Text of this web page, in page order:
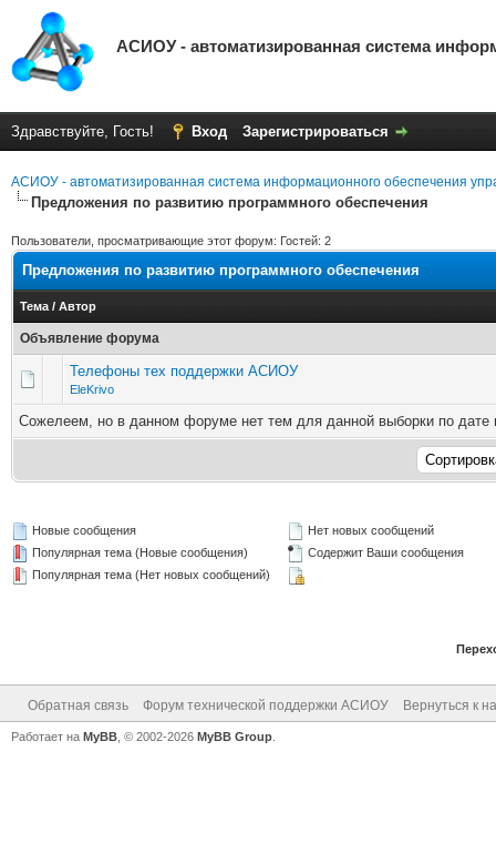
АСИОУ - автоматизированная система
Здравствуйте, Гость! Вход Зарегистрироваться
АСИОУ - автоматизированная система информационного обеспечения
Предложения по развитию программного обеспечения
Пользователи, просматривающие этот форум: Гостей: 2
Предложения по развитию программного обеспечения
Тема / Автор
Объявление форума
Телефоны тех поддержки АСИОУ
EleKrivo
Сожелеем, но в данном форуме нет тем для данной выборки по дате
Новые сообщения
Популярная тема (Новые сообщения)
Популярная тема (Нет новых сообщений)
Нет новых сообщений
Содержит Ваши сообщения
Обратная связь Форум технической поддержки АСИОУ Вернуться к
Работает на MyBB , © 2002-2026 MyBB Group